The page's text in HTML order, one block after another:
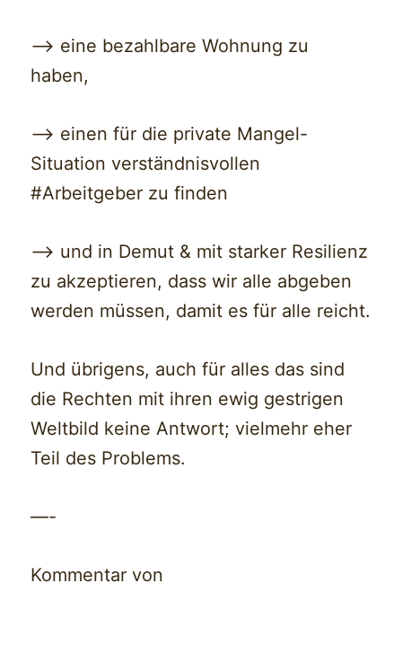
—> eine bezahlbare Wohnung zu
haben,
—> einen für die private Mangel-
Situation verständnisvollen
#Arbeitgeber zu finden
—> und in Demut & mit starker Resilienz
zu akzeptieren, dass wir alle abgeben
werden müssen, damit es für alle reicht.
Und übrigens, auch für alles das sind
die Rechten mit ihren ewig gestrigen
Weltbild keine Antwort; vielmehr eher
Teil des Problems.
—-
Kommentar von